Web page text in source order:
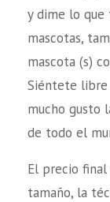
y dime lo que
mascotas,
mascota (s)
Siéntete libre
mucho gusto
de todo el
El precio
tamaño, la